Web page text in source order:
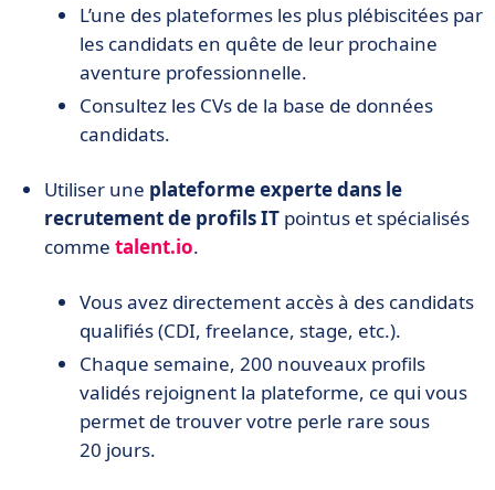
L’une des plateformes les plus plébiscitées par
les candidats en quête de leur prochaine
aventure professionnelle.
Consultez les CVs de la base de données
candidats.
Utiliser une plateforme experte dans le
recrutement de profils IT pointus et spécialisés
comme talent.io.
Vous avez directement accès à des candidats
qualifiés (CDI, freelance, stage, etc.).
Chaque semaine, 200 nouveaux profils
validés rejoignent la plateforme, ce qui vous
permet de trouver votre perle rare sous
20 jours.